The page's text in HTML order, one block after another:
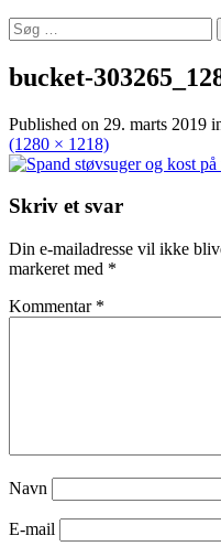
Søg
efter:
bucket-
Published on 29. marts 2019
(1280 × 1218)
Skriv et svar
Din e-mailadresse vil ikke
markeret med *
Kommentar *
Navn
E-mail